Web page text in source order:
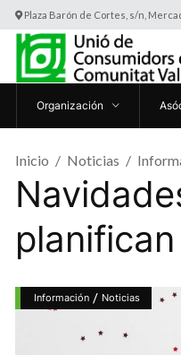
Plaza Barón de Cortes, s/n,
Organización
Inicio Noticias
Información / Noticias